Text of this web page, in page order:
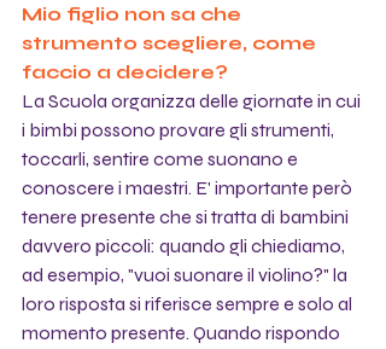
Mio figlio non sa che
strumento scegliere, come
faccio a decidere?
La Scuola organizza delle giornate in cui
i bimbi possono provare gli strumenti,
toccarli, sentire come suonano e
conoscere i maestri. E' importante però
tenere presente che si tratta di bambini
davvero piccoli: quando gli chiediamo,
ad esempio, "vuoi suonare il violino?" la
loro risposta si riferisce sempre e solo al
momento presente. Quando rispondo